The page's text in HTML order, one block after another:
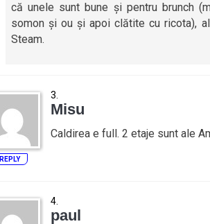
că unele sunt bune și pentru brunch
somon și ou și apoi clătite cu ricota),
Steam.
Misu
Caldirea e full. 2 etaje sunt ale
REPLY
paul